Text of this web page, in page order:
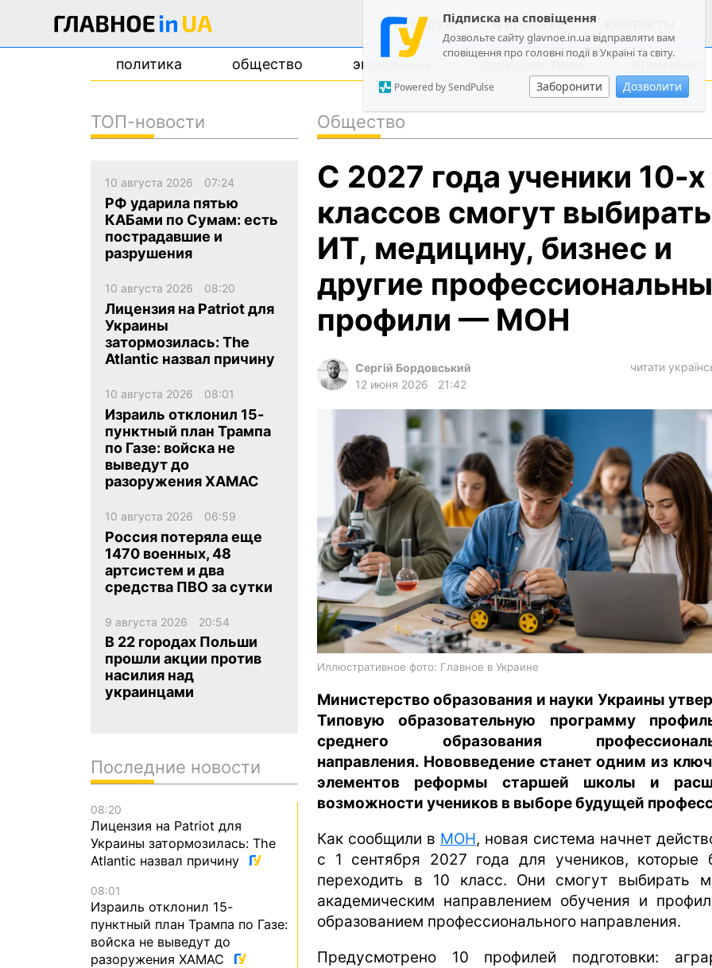
Підписка на сповіщення
Дозвольте сайту glavnoe.in.ua відправляти вам
сповіщення про головні події в Україні та світу.
Заборонити Дозволити
Powered by SendPulse
новости о проекте
политика общество экономика происшествия криминал
политика
общество
экономика
происшествия
криминал
техно
спорт
en
Общество
С 2027 года ученики 10-х
классов смогут выбирать
ИТ, медицину, бизнес и
другие
профили — МОН
Сергій Бордовський
12 июня 2026
21:42
читати
Иллюстративное фото: Главное в Украине
Министерство образования и науки Украины
Типовую образовательную программу
среднего образования
направления. Нововведение станет одним из
элементов реформы старшей школы и
возможности учеников в выборе будущей
Как сообщили в МОН, новая система начнет
с 1 сентября 2027 года для учеников, которые
переходить в 10 класс. Они смогут выбирать
академическим направлением обучения и
образованием профессионального направления.
Предусмотрено 10 профилей подготовки:
ТОП-новости
10 августа 2026 07:24
РФ ударила пятью
КАБами по Сумам: есть
пострадавшие и
разрушения
10 августа 2026 08:20
Лицензия на Patriot для
Украины
затормозилась: The
Atlantic назвал причину
10 августа 2026 08:01
Израиль отклонил 15-
пунктный план Трампа
по Газе: войска не
выведут до
разоружения ХАМАС
10 августа 2026 06:59
Россия потеряла еще
1470 военных, 48
артсистем и два
средства ПВО за сутки
9 августа 2026 20:54
В 22 городах Польши
прошли акции против
насилия над
украинцами
Последние новости
08:20
Лицензия на Patriot для
Украины затормозилась: The
Atlantic назвал причину
08:01
Израиль отклонил 15-
пунктный план Трампа по Газе:
войска не выведут до
разоружения ХАМАС